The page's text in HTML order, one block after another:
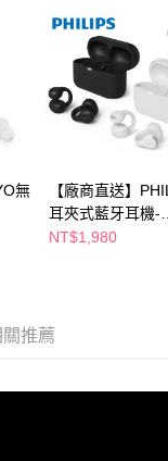
用戶狀況，依本公司即
，本公司將視審查結果
發現惡意使用之情形，
並採取法律行動。
無
【廠商直送】
耳夾式藍牙耳機-
TAQ2000
NT$1,980
推薦